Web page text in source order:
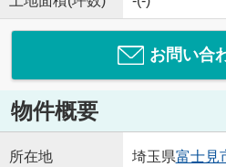
お問い合
物件概要
所在地 埼玉県富士見